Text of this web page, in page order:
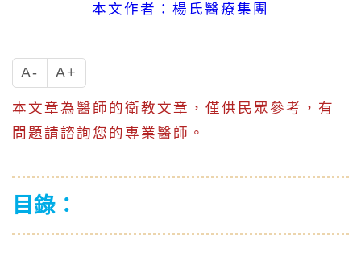
本文作者：楊氏醫療集團
A- A+
本文章為醫師的衛教文章，僅供民眾參考，有
問題請諮詢您的專業醫師。
目錄：